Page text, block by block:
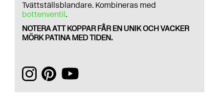
Tvättställsblandare. Kombineras med
bottenventil.
NOTERA ATT KOPPAR FÅR EN UNIK OCH VACKER
MÖRK PATINA MED TIDEN.